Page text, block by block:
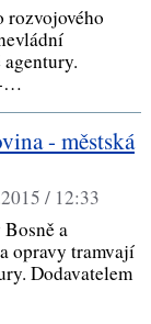
-…
- městská
/ 12:33
a
opravy tramvají
Dodavatelem